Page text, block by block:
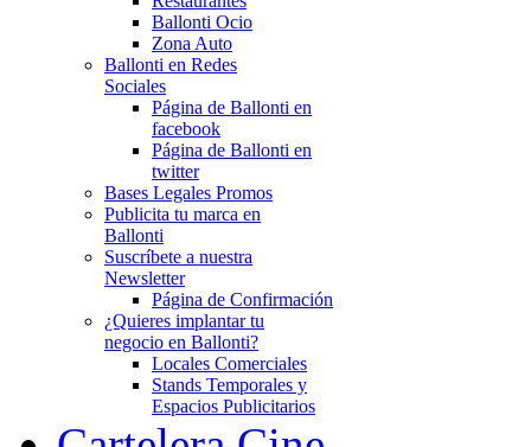
Ballonti Ocio
Zona Auto
Ballonti en Redes
Sociales
Página de Ballonti en
facebook
Página de Ballonti en
twitter
Bases Legales Promos
Publicita tu marca en
Ballonti
Suscríbete a nuestra
Newsletter
Página de Confirmación
¿Quieres implantar tu
negocio en Ballonti?
Locales Comerciales
Stands Temporales y
Espacios Publicitarios